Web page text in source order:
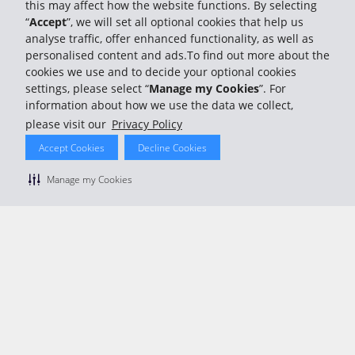
this may affect how the website functions. By selecting
“Accept”, we will set all optional cookies that help us
analyse traffic, offer enhanced functionality, as well as
personalised content and ads.To find out more about the
cookies we use and to decide your optional cookies
settings, please select “Manage my Cookies”. For
information about how we use the data we collect,
please visit our Privacy Policy
Accept Cookies Decline Cookies
Manage my Cookies
© 2026 The Hertz System, Inc.
Politique de confidentialité
Conditions d'utilisation du site |
Conditions de location | Informations tarifaires | Plan du site |
Gérer mes cookies